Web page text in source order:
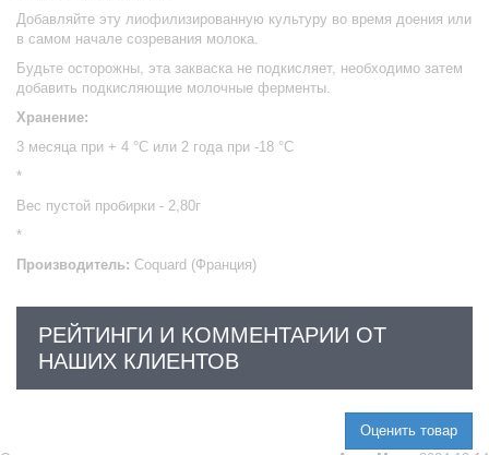
Добавляйте эту лиофилизированную культуру во время доения или
в самом начале созревания молока.
Будьте осторожны, эта закваска не подкисляет, необходимо затем
добавить подкисляющие молочные ферменты.
Хранение:
3 месяца при + 4 °C или 2 года при -18 °C
*
Вес пустой пробирки - 2,80г
*
Производитель: Coquard (Франция)
РЕЙТИНГИ И КОММЕНТАРИИ ОТ
НАШИХ КЛИЕНТОВ
Оценить товар